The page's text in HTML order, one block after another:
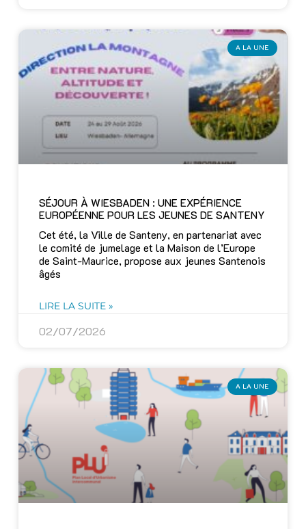
A LA UNE
SÉJOUR À WIESBADEN : UNE EXPÉRIENCE
EUROPÉENNE POUR LES JEUNES DE SANTENY
Cet été, la Ville de Santeny, en partenariat avec
le comité de jumelage et la Maison de l’Europe
de Saint-Maurice, propose aux jeunes Santenois
âgés
LIRE LA SUITE »
02/07/2026
A LA UNE